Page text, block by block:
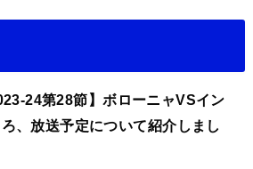
24第28節】ボローニャVSイン
、放送予定について紹介しまし